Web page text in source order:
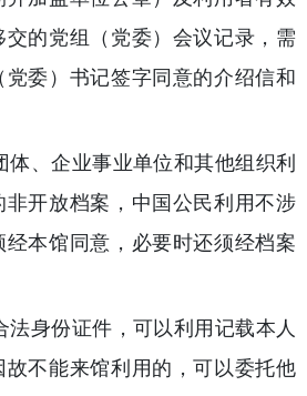
的党组（党委）会议记录，需
委）书记签字同意的介绍信和
体、企业事业单位和其他组织利
开放档案，中国公民利用不涉
本馆同意，必要时还须经档案
法身份证件，可以利用记载本人
不能来馆利用的，可以委托他